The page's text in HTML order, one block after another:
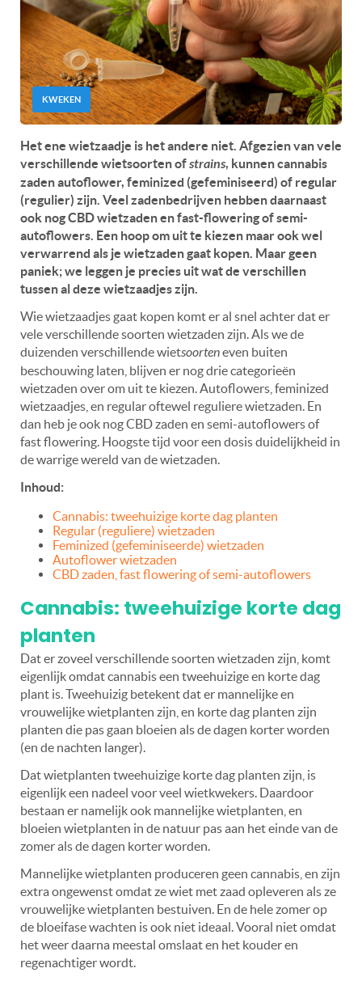
KWEKEN
Het ene wietzaadje is het andere niet. Afgezien van vele
verschillende wietsoorten ofstrains, kunnen cannabis
zaden autoflower, feminized (gefeminiseerd) of regular
(regulier) zijn. Veel zadenbedrijven hebben daarnaast
ook nog CBD wietzaden en fast-flowering of semi-
autoflowers. Een hoop om uit te kiezen maar ook wel
verwarrend als je wietzaden gaat kopen. Maar geen
paniek; we leggen je precies uit wat de verschillen
tussen al deze wietzaadjes zijn.
Wie wietzaadjes gaat kopen komt er al snel achter dat er
vele verschillende soorten wietzaden zijn. Als we de
duizenden verschillende wietsoorteneven buiten
beschouwing laten, blijven er nog drie categorieën
wietzaden over om uit te kiezen. Autoflowers, feminized
wietzaadjes, en regular oftewel reguliere wietzaden. En
dan heb je ook nog CBD zaden en semi-autoflowers of
fast flowering. Hoogste tijd voor een dosis duidelijkheid in
de warrige wereld van de wietzaden.
Inhoud:
Cannabis: tweehuizige korte dag planten
Regular (reguliere) wietzaden
Feminized (gefeminiseerde) wietzaden
Autoflower wietzaden
CBD zaden, fast flowering of semi-autoflowers
Cannabis: tweehuizige korte dag
planten
Dat er zoveel verschillende soorten wietzaden zijn, komt
eigenlijk omdat cannabis een tweehuizige en korte dag
plant is. Tweehuizig betekent dat er mannelijke en
vrouwelijke wietplanten zijn, en korte dag planten zijn
planten die pas gaan bloeien als de dagen korter worden
(en de nachten langer).
Dat wietplanten tweehuizige korte dag planten zijn, is
eigenlijk een nadeel voor veel wietkwekers. Daardoor
bestaan er namelijk ook mannelijke wietplanten, en
bloeien wietplanten in de natuur pas aan het einde van de
zomer als de dagen korter worden.
Mannelijke wietplanten produceren geen cannabis, en zijn
extra ongewenst omdat ze wiet met zaad opleveren als ze
vrouwelijke wietplanten bestuiven. En de hele zomer op
de bloeifase wachten is ook niet ideaal. Vooral niet omdat
het weer daarna meestal omslaat en het kouder en
regenachtiger wordt.